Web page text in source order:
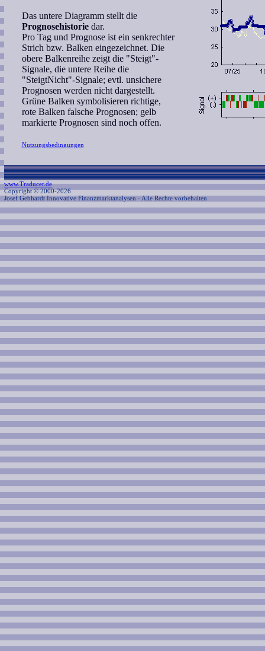
Das untere Diagramm stellt die
Prognosehistoriedar.
Pro Tag und Prognose ist ein senkrechter
Strich bzw. Balken eingezeichnet. Die
obere Balkenreihe zeigt die "Steigt"-
Signale, die untere Reihe die
"SteigtNicht"-Signale; evtl. unsichere
Prognosen werden nicht dargestellt.
Grüne Balken symbolisieren richtige,
rote Balken falsche Prognosen; gelb
markierte Prognosen sind noch offen.
Nutzungsbedingungen
www.Traducer.de
Copyright © 2000-2026
Josef Gebhardt Innovative Finanzmarktanalysen - Alle Rechte vorbehalten